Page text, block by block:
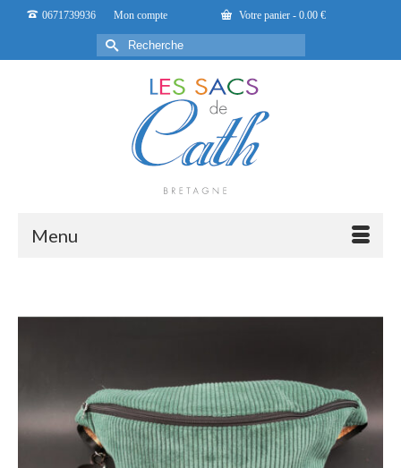
0671739936 Mon compte Votre panier - 0.00 €
Rechercher :
Menu